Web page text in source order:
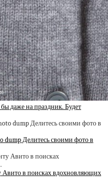
даже на праздник. Будет
Делитесь своими фото в
Авито в поисках вдохновляющих